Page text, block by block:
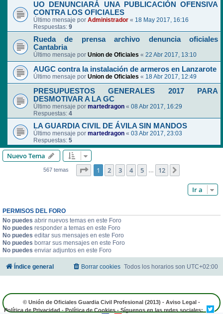
UO DENUNCIARÁ UNA PUBLICACIÓN OFENSIVA
CONTRA LOS OFICIALES
Último mensaje por Administrador « 18 May 2017, 16:16
Respuestas: 9
Rueda de prensa archivo denuncia oficiales
Cantabria
Último mensaje por Union de Oficiales « 22 Abr 2017, 13:10
AUGC contra la instalación de armeros en Lanzarote
Último mensaje por Union de Oficiales « 18 Abr 2017, 12:49
PRESUPUESTOS GENERALES 2017 PARA
DESMOTIVAR A LA GC
Último mensaje por martedragon « 08 Abr 2017, 16:29
Respuestas: 4
LA GUARDIA CIVIL DE ÁVILA SIN MANDOS
Último mensaje por martedragon « 03 Abr 2017, 23:03
Respuestas: 5
Nuevo Tema
567 temas Página de 12
1 2 3 4 5 … 12
Ir a
PERMISOS DEL FORO
No puedes abrir nuevos temas en este Foro
No puedes responder a temas en este Foro
No puedes editar sus mensajes en este Foro
No puedes borrar sus mensajes en este Foro
No puedes enviar adjuntos en este Foro
Índice general Todos los horarios son UTC+02:00
Borrar cookies
© Unión de Oficiales Guardia Civil Profesional (2013) - Aviso Legal -
Política de Privacidad-Política de Cookies- Síguenos en las redes sociales: